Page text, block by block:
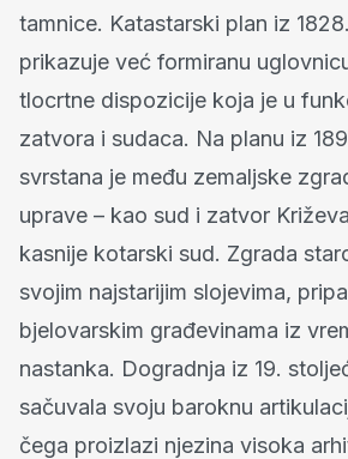
tamnice. Katastarski plan iz
prikazuje već formiranu
tlocrtne dispozicije koja je u
zatvora i sudaca. Na planu iz
svrstana je među zemaljske
uprave – kao sud i zatvor
kasnije kotarski sud. Zgrada
svojim najstarijim slojevima,
bjelovarskim građevinama iz
nastanka. Dogradnja iz 19.
sačuvala svoju baroknu
čega proizlazi njezina visoka